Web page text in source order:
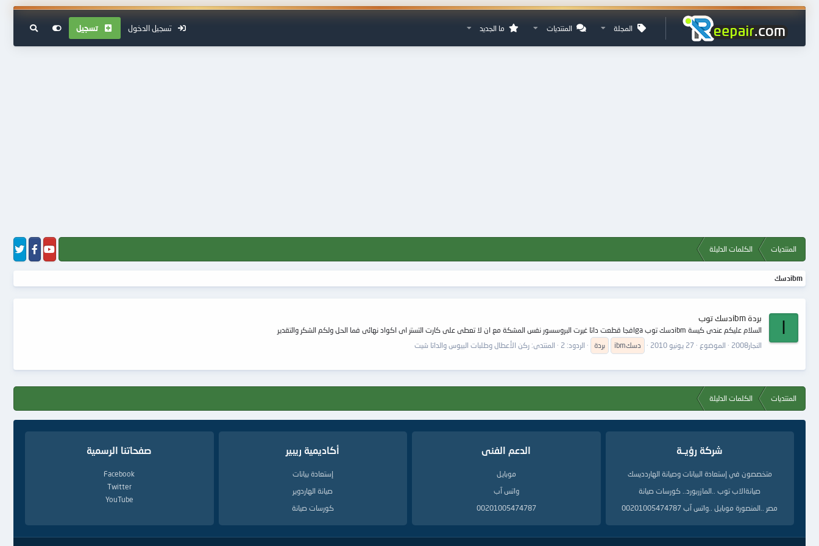
المجلة المنتديات ما الجديد تسجيل الدخول تسجيل
المنتديات الكلمات الدليلة
ibmدسك
بردة ibmدسك توب
السلام عليكم عندى كيسة ibmدسك توب lgaفجا قطعت داتا غيرت البروسسور نفس المشكة مع ان لا تعطى على كارت التستر اى اكواد نهائى فما الحل ولكم الشكر والتقدير
النجار2008
الموضوع 27 يونيو 2010 ibmدسك بردة الردود: 2 المنتدى: ركن الأعطال وطلبات البيوس والداتا شيت
المنتديات الكلمات الدليلة
شركة رؤيــة
متخصصون في إستعادة البيانات وصيانة الهاردديسك
صيانةالاب توب ..المازربورد.. كورسات صيانة
مصر ..المنصورة موبايل ..واتس آب 00201005474787
الدعم الفنى
موبايل
واتس آب
00201005474787
أكاديمية ريبير
إستعادة بيانات
صيانة الهاردوير
كورسات صيانة
صفحاتنا الرسمية
Facebook
Twitter
YouTube